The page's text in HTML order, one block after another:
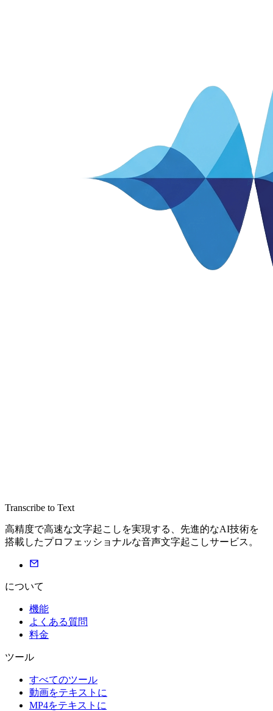
Transcribe to Text
高精度で高速な文字起こしを実現する、先進的なAI技術を
搭載したプロフェッショナルな音声文字起こしサービス。
について
機能
よくある質問
料金
ツール
すべてのツール
動画をテキストに
MP4をテキストに